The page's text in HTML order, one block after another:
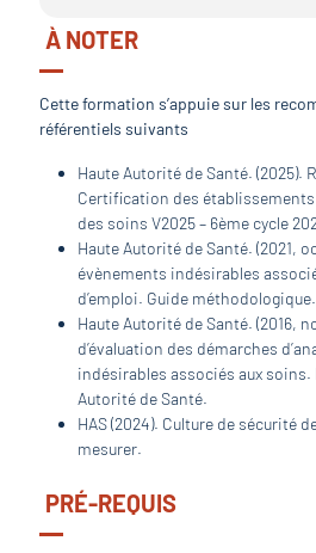
À NOTER
Cette formation s’appuie sur les
référentiels suivants
Haute Autorité de Santé. (2025).
Certification des
des soins V2025 – 6ème cycle
Haute Autorité de Santé. (2021,
évènements indésirables
d’emploi. Guide
Haute Autorité de Santé. (2016,
d’évaluation des démarches
indésirables associés aux
Autorité de Santé.
HAS (2024). Culture de sécurité
mesurer.
PRÉ-REQUIS